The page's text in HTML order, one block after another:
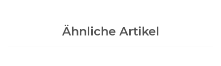
Ähnliche Artikel